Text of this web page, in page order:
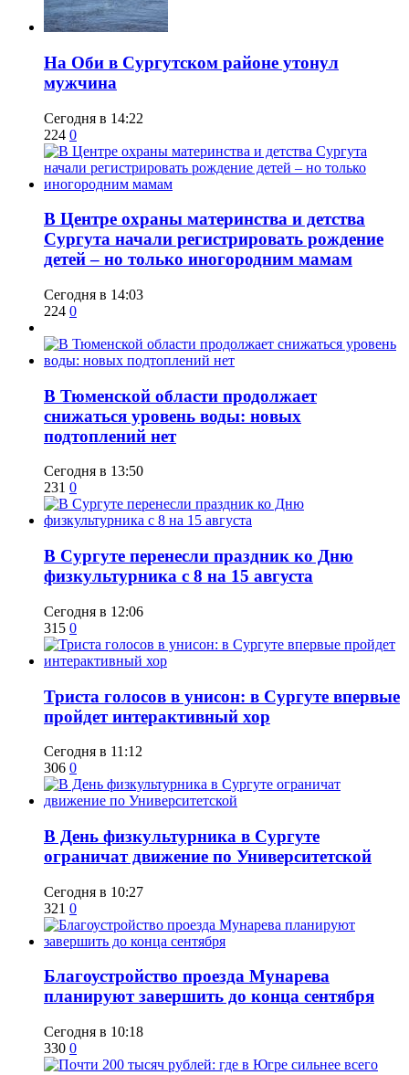
​На Оби в Сургутском районе утонул
мужчина
Сегодня в 14:22
224 0
​В Центре охраны материнства и детства
Сургута начали регистрировать рождение
детей – но только иногородним мамам
Сегодня в 14:03
224 0
​В Тюменской области продолжает
снижаться уровень воды: новых
подтоплений нет
Сегодня в 13:50
231 0
​В Сургуте перенесли праздник ко Дню
физкультурника с 8 на 15 августа
Сегодня в 12:06
315 0
​Триста голосов в унисон: в Сургуте впервые
пройдет интерактивный хор
Сегодня в 11:12
306 0
​В День физкультурника в Сургуте
ограничат движение по Университетской
Сегодня в 10:27
321 0
Благоустройство проезда Мунарева
планируют завершить до конца сентября
Сегодня в 10:18
330 0